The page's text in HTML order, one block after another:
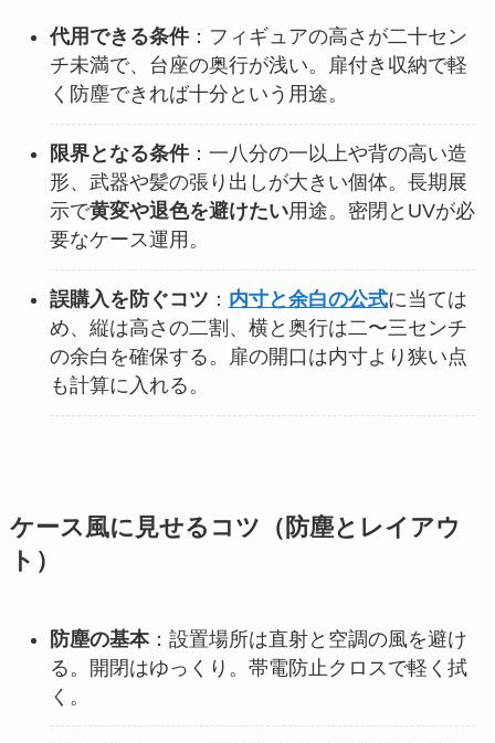
代用できる条件：フィギュアの高さが二十セン
チ未満で、台座の奥行が浅い。扉付き収納で軽
く防塵できれば十分という用途。
限界となる条件：一八分の一以上や背の高い造
形、武器や髪の張り出しが大きい個体。長期展
示で黄変や退色を避けたい用途。密閉とUVが必
要なケース運用。
誤購入を防ぐコツ ： 内寸と余白の公式に当ては
め、縦は高さの二割、横と奥行は二〜三センチ
の余白を確保する。扉の開口は内寸より狭い点
も計算に入れる。
ケース風に見せるコツ（防塵とレイアウ
ト）
防塵の基本：設置場所は直射と空調の風を避け
る。開閉はゆっくり。帯電防止クロスで軽く拭
く。